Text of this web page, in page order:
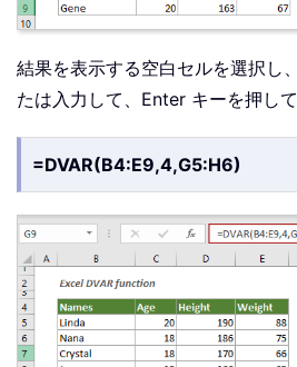
結果を表示する空白セルを選択し
たは入力して、Enter キーを押して
=DVAR(B4:E9,4,G5:H6)